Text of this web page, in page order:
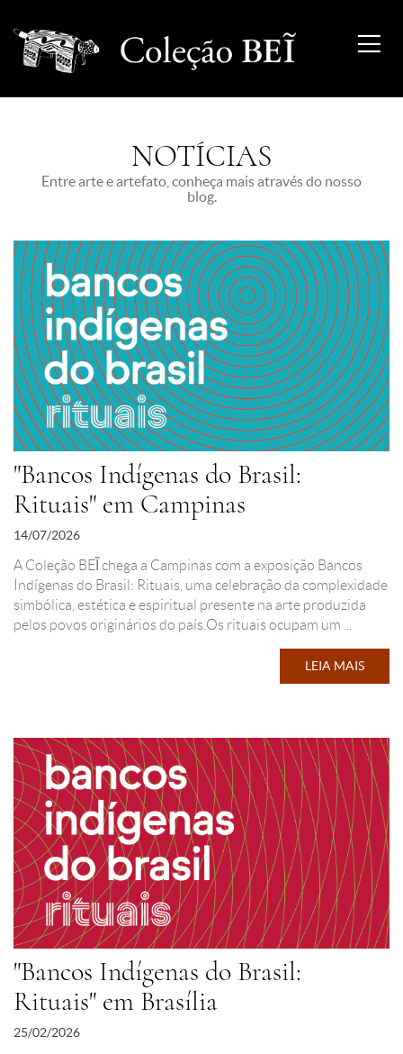
NOTÍCIAS
Entre arte e artefato, conheça mais através do nosso
blog.
"Bancos Indígenas do Brasil:
Rituais" em Campinas
14/07/2026
A Coleção BEĨ chega a Campinas com a exposição Bancos
Indígenas do Brasil: Rituais, uma celebração da complexidade
simbólica, estética e espiritual presente na arte produzida
pelos povos originários do país.Os rituais ocupam um ...
LEIA MAIS
"Bancos Indígenas do Brasil:
Rituais" em Brasília
25/02/2026